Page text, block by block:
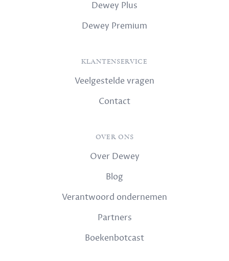
Dewey Plus
Dewey Premium
KLANTENSERVICE
Veelgestelde vragen
Contact
OVER ONS
Over Dewey
Blog
Verantwoord ondernemen
Partners
Boekenbotcast